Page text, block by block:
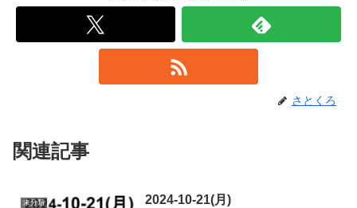
さとくろ
関連記事
未分類 2024-10-21(月)